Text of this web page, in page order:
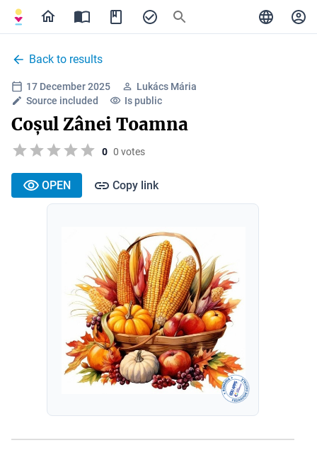
Back to results
17 December 2025
Lukács Mária
Source included
Is public
Coșul Zânei Toamna
0 0 votes
OPEN Copy link